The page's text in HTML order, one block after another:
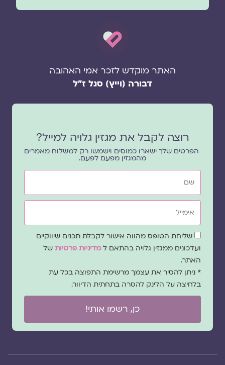
האתר מוקדש לזכר אמי האהובה
דבורה (וייץ) סגל ז"ל
רוצה לקבל את מגזין גלויה למייל?
הפרטים שלך ישארו כמוסים וישמשו רק למשלוח מאמרים
מהמגזין מפעם לפעם.
שם
אימייל
שדה
הסכמה
שליחת הטופס מהווה אישור לקבלת תכנים שיווקיים
ועדכונים ממגזין גלויה בהתאם ל מדיניות פרטיותשל
האתר.
* ניתן להסיר את עצמך מרשימת התפוצה בכל עת
בלחיצה על הלינק להסרה בתחתית הדיוור.
כן, רשמו אותי!